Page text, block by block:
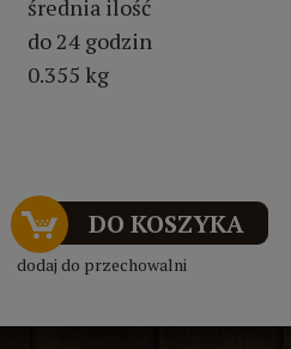
średnia ilość
do 24 godzin
0.355 kg
DO KOSZYKA
dodaj do przechowalni